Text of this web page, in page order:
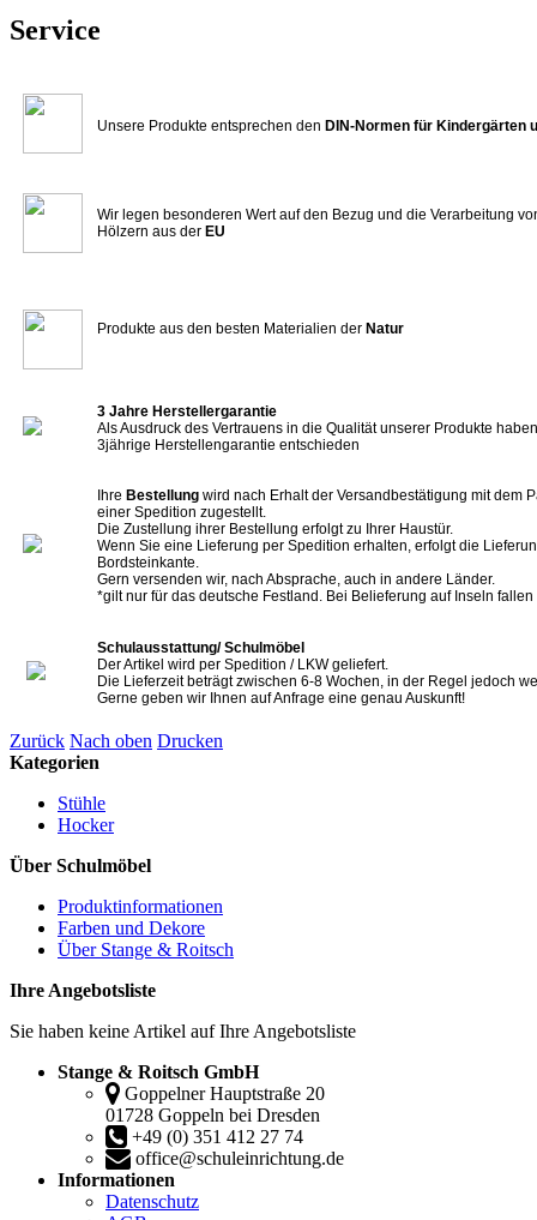
Service
Unsere Produkte entsprechen den DIN-Normen für Kindergärten
Wir legen besonderen Wert auf den Bezug und die Verarbeitung
Hölzern aus der EU
Produkte aus den besten Materialien der Natur
3 Jahre Herstellergarantie
Als Ausdruck des Vertrauens in die Qualität unserer Produkte
3jährige Herstellengarantie entschieden
Ihre Bestellung wird nach Erhalt der Versandbestätigung mit dem
einer Spedition zugestellt.
Die Zustellung ihrer Bestellung erfolgt zu Ihrer Haustür.
Wenn Sie eine Lieferung per Spedition erhalten, erfolgt die
Bordsteinkante.
Gern versenden wir, nach Absprache, auch in andere Länder.
*gilt nur für das deutsche Festland. Bei Belieferung auf Inseln
Schulausstattung/ Schulmöbel
Der Artikel wird per Spedition / LKW geliefert.
Die Lieferzeit beträgt zwischen 6-8 Wochen, in der Regel jedoch
Gerne geben wir Ihnen auf Anfrage eine genau Auskunft!
Zurück Nach oben Drucken
Kategorien
Stühle
Hocker
Über Schulmöbel
Produktinformationen
Farben und Dekore
Über Stange & Roitsch
Ihre Angebotsliste
Sie haben keine Artikel auf Ihre Angebotsliste
Stange & Roitsch GmbH
Goppelner Hauptstraße 20
01728 Goppeln bei Dresden
+49 (0) 351 412 27 74
office@schuleinrichtung.de
Informationen
Datenschutz